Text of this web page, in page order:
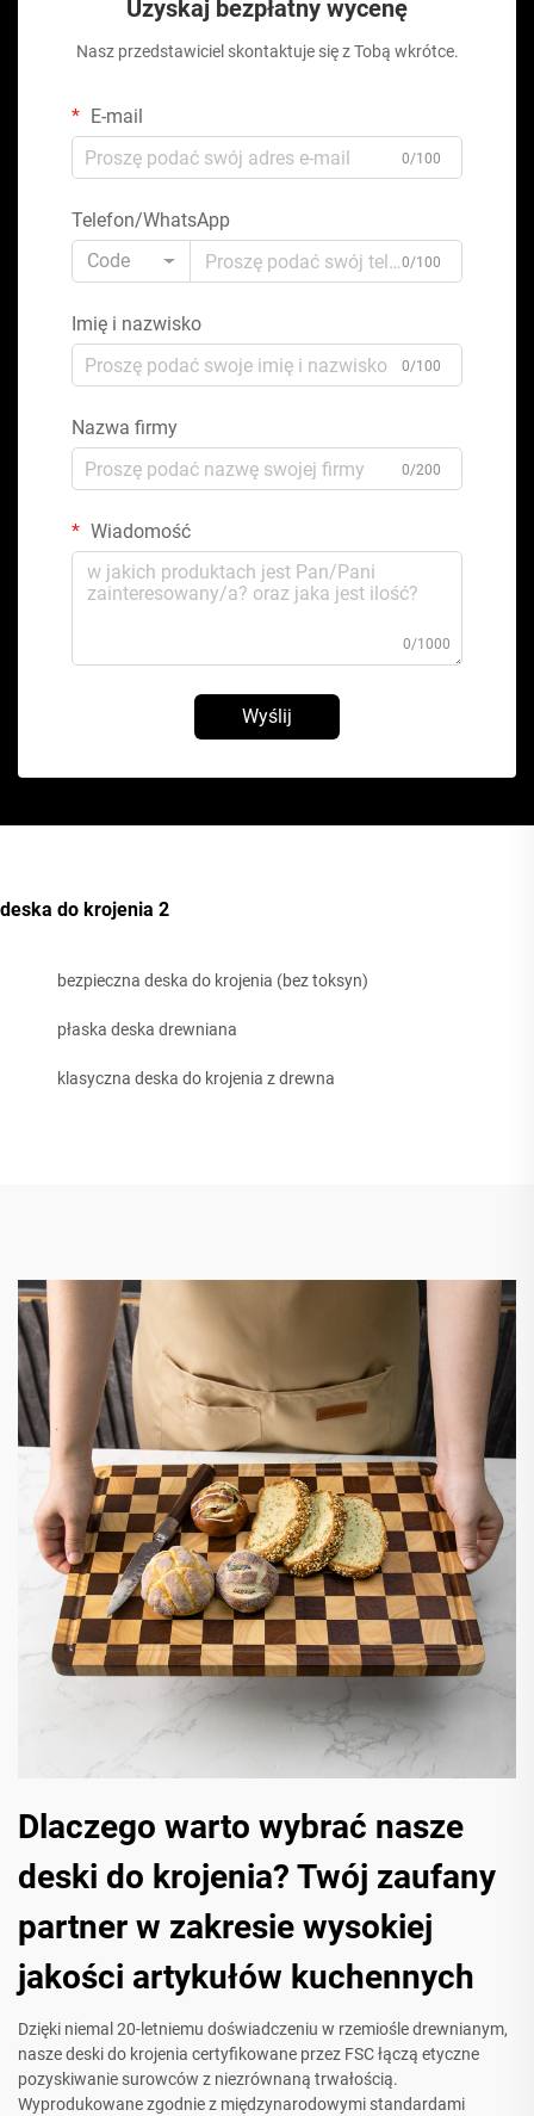
Uzyskaj bezpłatny wycenę
Nasz przedstawiciel skontaktuje się z Tobą wkrótce.
E-mail
0/100
Telefon/WhatsApp
Code
0/100
Imię i nazwisko
0/100
Nazwa firmy
0/200
Wiadomość
0/1000
Wyślij
deska do krojenia 2
bezpieczna deska do krojenia (bez toksyn)
płaska deska drewniana
klasyczna deska do krojenia z drewna
Dlaczego warto wybrać nasze
deski do krojenia? Twój zaufany
partner w zakresie wysokiej
jakości artykułów kuchennych
Dzięki niemal 20-letniemu doświadczeniu w rzemiośle drewnianym,
nasze deski do krojenia certyfikowane przez FSC łączą etyczne
pozyskiwanie surowców z niezrównaną trwałością.
Wyprodukowane zgodnie z międzynarodowymi standardami